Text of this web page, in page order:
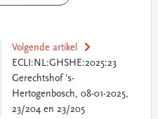
Volgende artikel
ECLI:NL:GHSHE:2025:23
Gerechtshof 's-
Hertogenbosch, 08-01-2025,
23/204 en 23/205